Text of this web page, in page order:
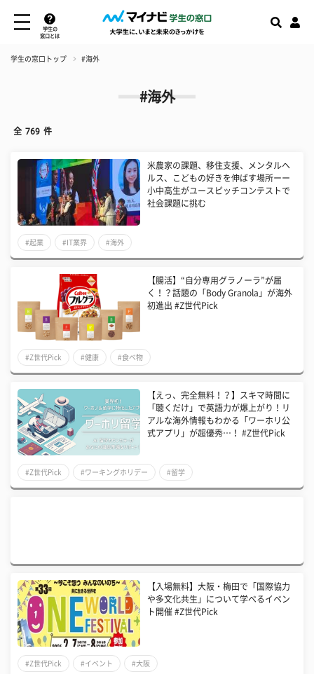
学生の
窓口とは
学生の窓口トップ #海外
#海外
全 769 件
米農家の課題、移住支援、メンタルヘ
ルス、こどもの好きを伸ばす場所ーー
小中高生がユースピッチコンテストで
社会課題に挑む
#起業 #IT業界 #海外
【腸活】“自分専用グラノーラ”が届
く！？話題の「Body Granola」が海外
初進出 #Z世代Pick
#Z世代Pick #健康 #食べ物
【えっ、完全無料！？】スキマ時間に
「聴くだけ」で英語力が爆上がり！リ
アルな海外情報もわかる「ワーホリ公
式アプリ」が超優秀…！ #Z世代Pick
#Z世代Pick #ワーキングホリデー #留学
【入場無料】大阪・梅田で「国際協力
や多文化共生」について学べるイベン
ト開催 #Z世代Pick
#Z世代Pick #イベント #大阪